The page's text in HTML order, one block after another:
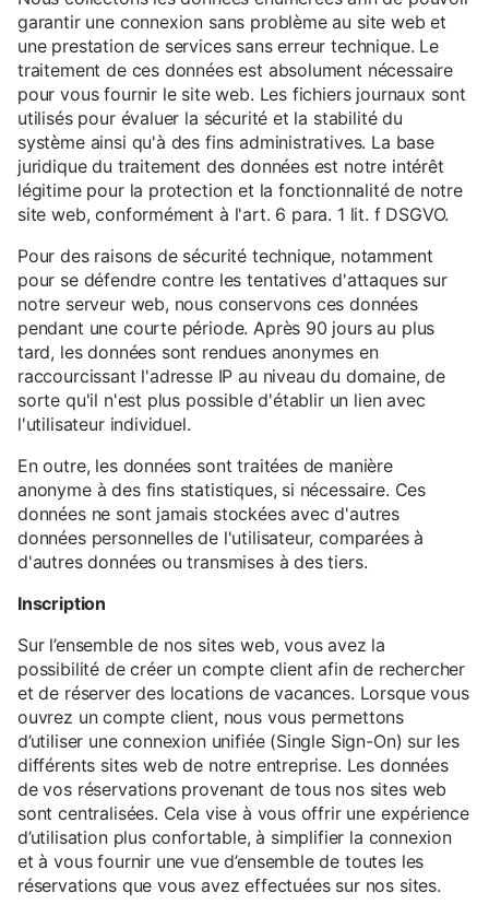
garantir une connexion sans problème au site web et
une prestation de services sans erreur technique. Le
traitement de ces données est absolument nécessaire
pour vous fournir le site web. Les fichiers journaux sont
utilisés pour évaluer la sécurité et la stabilité du
système ainsi qu'à des fins administratives. La base
juridique du traitement des données est notre intérêt
légitime pour la protection et la fonctionnalité de notre
site web, conformément à l'art. 6 para. 1 lit. f DSGVO.
Pour des raisons de sécurité technique, notamment
pour se défendre contre les tentatives d'attaques sur
notre serveur web, nous conservons ces données
pendant une courte période. Après 90 jours au plus
tard, les données sont rendues anonymes en
raccourcissant l'adresse IP au niveau du domaine, de
sorte qu'il n'est plus possible d'établir un lien avec
l'utilisateur individuel.
En outre, les données sont traitées de manière
anonyme à des fins statistiques, si nécessaire. Ces
données ne sont jamais stockées avec d'autres
données personnelles de l'utilisateur, comparées à
d'autres données ou transmises à des tiers.
Inscription
Sur l’ensemble de nos sites web, vous avez la
possibilité de créer un compte client afin de rechercher
et de réserver des locations de vacances. Lorsque vous
ouvrez un compte client, nous vous permettons
d’utiliser une connexion unifiée (Single Sign-On) sur les
différents sites web de notre entreprise. Les données
de vos réservations provenant de tous nos sites web
sont centralisées. Cela vise à vous offrir une expérience
d’utilisation plus confortable, à simplifier la connexion
et à vous fournir une vue d’ensemble de toutes les
réservations que vous avez effectuées sur nos sites.